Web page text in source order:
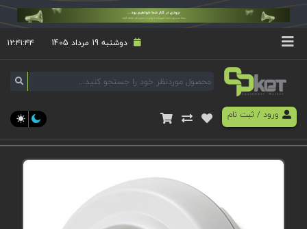
دوشنبه 19 مرداد 1405 ۱۲:۴۱:۴۴
ورود/ ثبت نام